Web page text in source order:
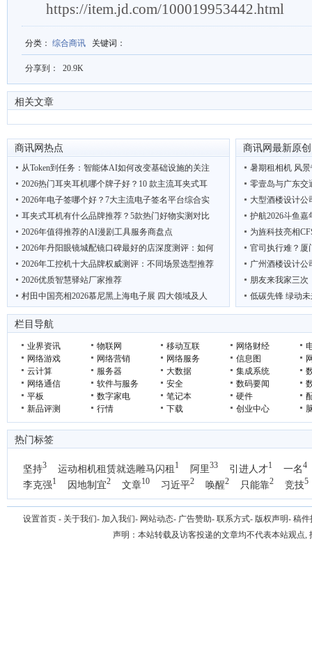
https://item.jd.com/100019953442.html
分类 ： 综合商讯 关键词 ：
分享到： 20.9K
相关文章
商讯网热点
从Token到任务：智能体AI如何改变基础设施的关注
2026热门耳夹耳机哪个牌子好？10 款主流耳夹式耳
2026年电子签哪个好？7大主流电子签名平台综合实
耳夹式耳机有什么品牌推荐？5款热门好物实测对比
2026年值得推荐的AI漫剧工具服务商盘点
2026年丹阳眼镜城配镜口碑最好的店深度测评：如何
2026年工控机十大品牌权威测评：不同场景选型推荐
2026优质智慧驿站厂家推荐
村田中国亮相2026慕尼黑上海电子展 四大领域及人
2026年用友代理商深度选型指南：不同需求下的最佳
商讯网最新原创
暑期租相机 风
零壹岛与广东交
大型酒楼设计公
护航2026斗鱼
为旌科技亮相
官司执行难？厦
广州酒楼设计公
朋友来我家三次
低碳先锋 绿动
栏目导航
业界资讯 物联网 移动互联 网络财经
网络游戏
网络营销 网络服务 信息图
云计算
服务器 大数据 集成系统
网络通信
软件与服务 安全 数码要闻
平板
数字家电 笔记本 硬件
新品评测
行情 下载 创业中心
热门标签
坚持3 运动相机租赁就选雕马闪租 1 阿里33 引进人才1 一名4
李克强1 因地制宜2 文章10 习近平2 唤醒2 只能靠2 竞技5
设置首页 - 关于我们- 加入我们- 网站动态- 广告赞助- 联系方式- 版权声明- 稿件
声明：本站转载及访客投递的文章均不代表本站观点